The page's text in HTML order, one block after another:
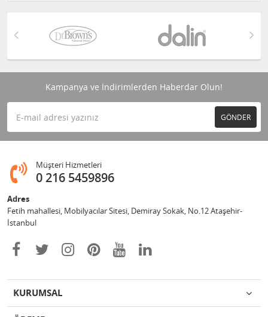
Kampanya ve İndirimlerden Haberdar Olun!
GÖNDER
Müşteri Hizmetleri
0 216 5459896
Adres
Fetih mahallesi, Mobilyacılar Sitesi, Demiray Sokak, No.12 Ataşehir-
İstanbul
KURUMSAL